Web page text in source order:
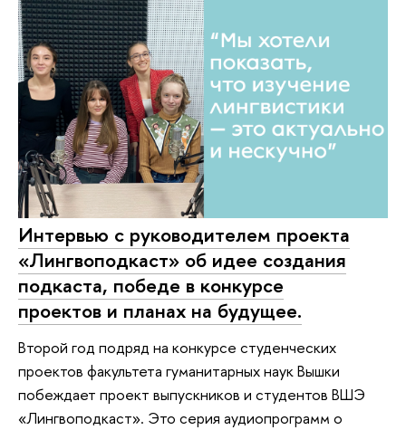
Интервью с руководителем проекта
«Лингвоподкаст» об идее создания
подкаста, победе в конкурсе
проектов и планах на будущее.
Второй год подряд на конкурсе студенческих
проектов факультета гуманитарных наук Вышки
побеждает проект выпускников и студентов ВШЭ
«Лингвоподкаст». Это серия аудиопрограмм о